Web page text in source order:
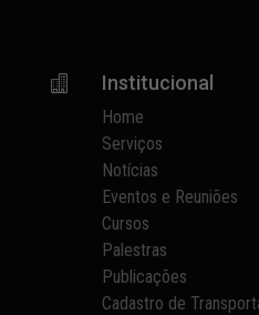
 Institucional
Home
Serviços
Notícias
Eventos e Reuniões
Cursos
Palestras
Publicações
Cadastro de